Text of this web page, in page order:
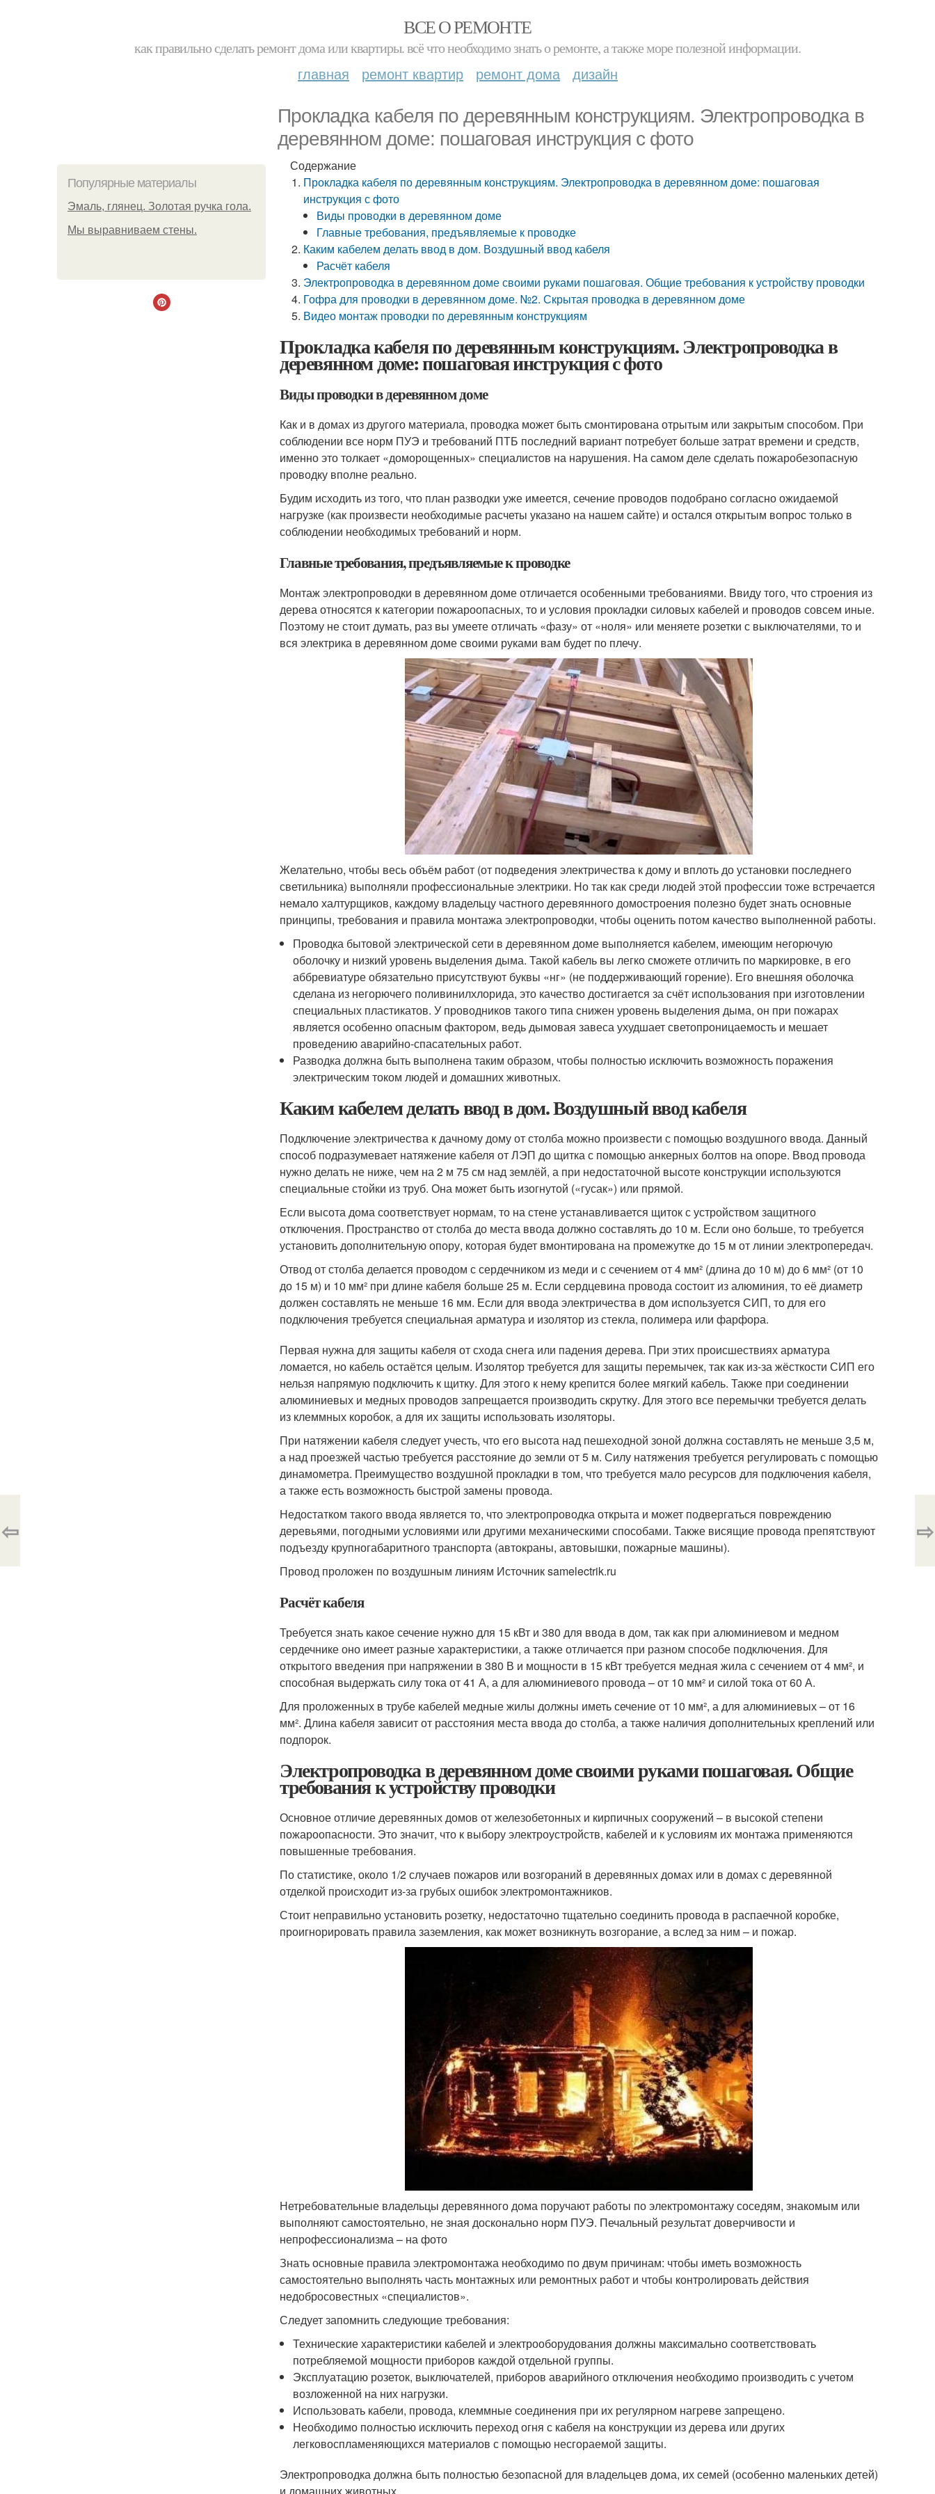
ВСЕ О РЕМОНТЕ
как правильно сделать ремонт дома или квартиры. всё что необходимо знать о ремонте, а также море полезной информации.
главная ремонт квартир ремонт дома дизайн
Прокладка кабеля по деревянным конструкциям. Электропроводка в
деревянном доме: пошаговая инструкция с фото
Популярные материалы
Эмаль, глянец. Золотая ручка гола.
Мы выравниваем стены.
Содержание
Прокладка кабеля по деревянным конструкциям. Электропроводка в деревянном доме: пошаговая
инструкция с фото
Виды проводки в деревянном доме
Главные требования, предъявляемые к проводке
Каким кабелем делать ввод в дом. Воздушный ввод кабеля
Расчёт кабеля
Электропроводка в деревянном доме своими руками пошаговая. Общие требования к устройству проводки
Гофра для проводки в деревянном доме. №2. Скрытая проводка в деревянном доме
Видео монтаж проводки по деревянным конструкциям
Прокладка кабеля по деревянным конструкциям. Электропроводка в
деревянном доме: пошаговая инструкция с фото
Виды проводки в деревянном доме
Как и в домах из другого материала, проводка может быть смонтирована отрытым или закрытым способом. При
соблюдении все норм ПУЭ и требований ПТБ последний вариант потребует больше затрат времени и средств,
именно это толкает «доморощенных» специалистов на нарушения. На самом деле сделать пожаробезопасную
проводку вполне реально.
Будим исходить из того, что план разводки уже имеется, сечение проводов подобрано согласно ожидаемой
нагрузке (как произвести необходимые расчеты указано на нашем сайте) и остался открытым вопрос только в
соблюдении необходимых требований и норм.
Главные требования, предъявляемые к проводке
Монтаж электропроводки в деревянном доме отличается особенными требованиями. Ввиду того, что строения из
дерева относятся к категории пожароопасных, то и условия прокладки силовых кабелей и проводов совсем иные.
Поэтому не стоит думать, раз вы умеете отличать «фазу» от «ноля» или меняете розетки с выключателями, то и
вся электрика в деревянном доме своими руками вам будет по плечу.
Желательно, чтобы весь объём работ (от подведения электричества к дому и вплоть до установки последнего
светильника) выполняли профессиональные электрики. Но так как среди людей этой профессии тоже встречается
немало халтурщиков, каждому владельцу частного деревянного домостроения полезно будет знать основные
принципы, требования и правила монтажа электропроводки, чтобы оценить потом качество выполненной работы.
Проводка бытовой электрической сети в деревянном доме выполняется кабелем, имеющим негорючую
оболочку и низкий уровень выделения дыма. Такой кабель вы легко сможете отличить по маркировке, в его
аббревиатуре обязательно присутствуют буквы «нг» (не поддерживающий горение). Его внешняя оболочка
сделана из негорючего поливинилхлорида, это качество достигается за счёт использования при изготовлении
специальных пластикатов. У проводников такого типа снижен уровень выделения дыма, он при пожарах
является особенно опасным фактором, ведь дымовая завеса ухудшает светопроницаемость и мешает
проведению аварийно-спасательных работ.
Разводка должна быть выполнена таким образом, чтобы полностью исключить возможность поражения
электрическим током людей и домашних животных.
Каким кабелем делать ввод в дом. Воздушный ввод кабеля
Подключение электричества к дачному дому от столба можно произвести с помощью воздушного ввода. Данный
способ подразумевает натяжение кабеля от ЛЭП до щитка с помощью анкерных болтов на опоре. Ввод провода
нужно делать не ниже, чем на 2 м 75 см над землёй, а при недостаточной высоте конструкции используются
специальные стойки из труб. Она может быть изогнутой («гусак») или прямой.
Если высота дома соответствует нормам, то на стене устанавливается щиток с устройством защитного
отключения. Пространство от столба до места ввода должно составлять до 10 м. Если оно больше, то требуется
установить дополнительную опору, которая будет вмонтирована на промежутке до 15 м от линии электропередач.
Отвод от столба делается проводом с сердечником из меди и с сечением от 4 мм² (длина до 10 м) до 6 мм² (от 10
до 15 м) и 10 мм² при длине кабеля больше 25 м. Если сердцевина провода состоит из алюминия, то её диаметр
должен составлять не меньше 16 мм. Если для ввода электричества в дом используется СИП, то для его
подключения требуется специальная арматура и изолятор из стекла, полимера или фарфора.
Первая нужна для защиты кабеля от схода снега или падения дерева. При этих происшествиях арматура
ломается, но кабель остаётся целым. Изолятор требуется для защиты перемычек, так как из-за жёсткости СИП его
нельзя напрямую подключить к щитку. Для этого к нему крепится более мягкий кабель. Также при соединении
алюминиевых и медных проводов запрещается производить скрутку. Для этого все перемычки требуется делать
из клеммных коробок, а для их защиты использовать изоляторы.
При натяжении кабеля следует учесть, что его высота над пешеходной зоной должна составлять не меньше 3,5 м,
а над проезжей частью требуется расстояние до земли от 5 м. Силу натяжения требуется регулировать с помощью
динамометра. Преимущество воздушной прокладки в том, что требуется мало ресурсов для подключения кабеля,
а также есть возможность быстрой замены провода.
Недостатком такого ввода является то, что электропроводка открыта и может подвергаться повреждению
деревьями, погодными условиями или другими механическими способами. Также висящие провода препятствуют
подъезду крупногабаритного транспорта (автокраны, автовышки, пожарные машины).
Провод проложен по воздушным линиям Источник samelectrik.ru
Расчёт кабеля
Требуется знать какое сечение нужно для 15 кВт и 380 для ввода в дом, так как при алюминиевом и медном
сердечнике оно имеет разные характеристики, а также отличается при разном способе подключения. Для
открытого введения при напряжении в 380 В и мощности в 15 кВт требуется медная жила с сечением от 4 мм², и
способная выдержать силу тока от 41 А, а для алюминиевого провода – от 10 мм² и силой тока от 60 А.
Для проложенных в трубе кабелей медные жилы должны иметь сечение от 10 мм², а для алюминиевых – от 16
мм². Длина кабеля зависит от расстояния места ввода до столба, а также наличия дополнительных креплений или
подпорок.
Электропроводка в деревянном доме своими руками пошаговая. Общие
требования к устройству проводки
Основное отличие деревянных домов от железобетонных и кирпичных сооружений – в высокой степени
пожароопасности. Это значит, что к выбору электроустройств, кабелей и к условиям их монтажа применяются
повышенные требования.
По статистике, около 1/2 случаев пожаров или возгораний в деревянных домах или в домах с деревянной
отделкой происходит из-за грубых ошибок электромонтажников.
Стоит неправильно установить розетку, недостаточно тщательно соединить провода в распаечной коробке,
проигнорировать правила заземления, как может возникнуть возгорание, а вслед за ним – и пожар.
Нетребовательные владельцы деревянного дома поручают работы по электромонтажу соседям, знакомым или
выполняют самостоятельно, не зная досконально норм ПУЭ. Печальный результат доверчивости и
непрофессионализма – на фото
Знать основные правила электромонтажа необходимо по двум причинам: чтобы иметь возможность
самостоятельно выполнять часть монтажных или ремонтных работ и чтобы контролировать действия
недобросовестных «специалистов».
Следует запомнить следующие требования:
Технические характеристики кабелей и электрооборудования должны максимально соответствовать
потребляемой мощности приборов каждой отдельной группы.
Эксплуатацию розеток, выключателей, приборов аварийного отключения необходимо производить с учетом
возложенной на них нагрузки.
Использовать кабели, провода, клеммные соединения при их регулярном нагреве запрещено.
Необходимо полностью исключить переход огня с кабеля на конструкции из дерева или других
легковоспламеняющихся материалов с помощью несгораемой защиты.
Электропроводка должна быть полностью безопасной для владельцев дома, их семей (особенно маленьких детей)
⇦ ⇨